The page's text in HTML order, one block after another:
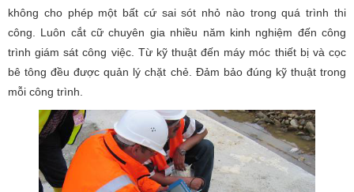
không cho phép một bất cứ sai sót nhỏ nào trong quá trình thi
công. Luôn cắt cữ chuyên gia nhiều năm kinh nghiệm đến công
trình giám sát công việc. Từ kỹ thuật đến máy móc thiết bị và cọc
bê tông đều được quản lý chặt chẻ. Đảm bảo đúng kỹ thuật trong
mỗi công trình.